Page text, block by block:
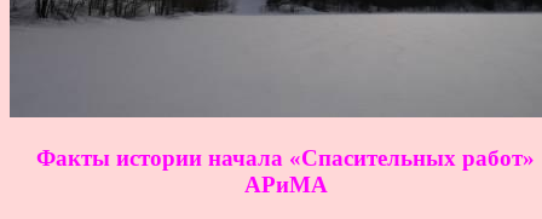
Факты истории начала «Спасительных работ»
АРиМА